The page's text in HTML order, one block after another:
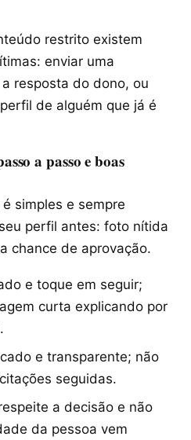
restrito existem
enviar uma
resposta do dono, ou
de alguém que já é
a passo e boas
simples e sempre
perfil antes: foto nítida
chance de aprovação.
e toque em seguir;
curta explicando por
e transparente; não
seguidas.
a decisão e não
da pessoa vem